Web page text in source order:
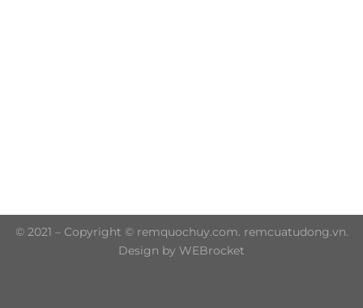
© 2021 – Copyright © remquochuy.com. remcuatudong.vn.
Design by WEBrocket